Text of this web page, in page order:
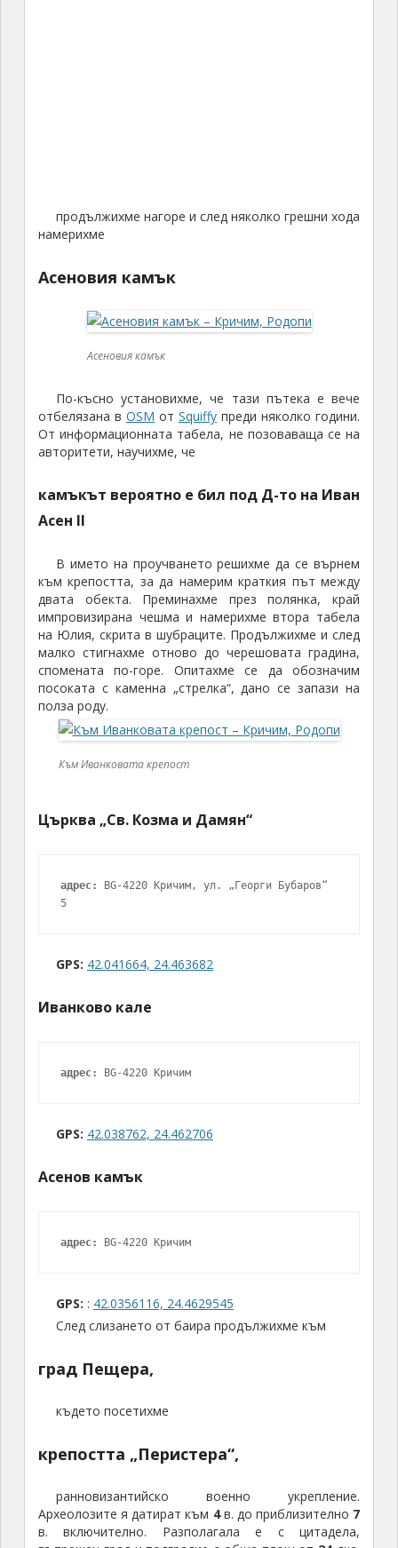
продължихме нагоре и след няколко грешни хода
намерихме
Асеновия камък
Асеновия камък
По-късно установихме, че тази пътека е вече
отбелязана в OSM отSquiffy преди няколко години.
От информационната табела, не позоваваща се на
авторитети, научихме, че
камъкът вероятно е бил под Д-то на Иван
Асен II
В името на проучването решихме да се върнем
към крепостта, за да намерим краткия път между
двата обекта. Преминахме през полянка, край
импровизирана чешма и намерихме втора табела
на Юлия, скрита в шубраците. Продължихме и след
малко стигнахме отново до черешовата градина,
спомената по-горе. Опитахме се да обозначим
посоката с каменна „стрелка“, дано се запази на
полза роду.
Към Иванковата крепост
Църква „Св. Козма и Дамян“
адрес:
BG-4220 Кричим, ул. „Георги Бубаров“
5
GPS: 42.041664, 24.463682
Иванково кале
адрес: BG-4220 Кричим
GPS: 42.038762, 24.462706
Асенов камък
адрес: BG-4220 Кричим
GPS: : 42.0356116, 24.4629545
След слизането от баира продължихме към
град Пещера,
където посетихме
крепостта „Перистера“,
ранновизантийско военно укрепление.
Археолозите я датират към 4в. до приблизително 7
в. включително. Разполагала е с цитадела,